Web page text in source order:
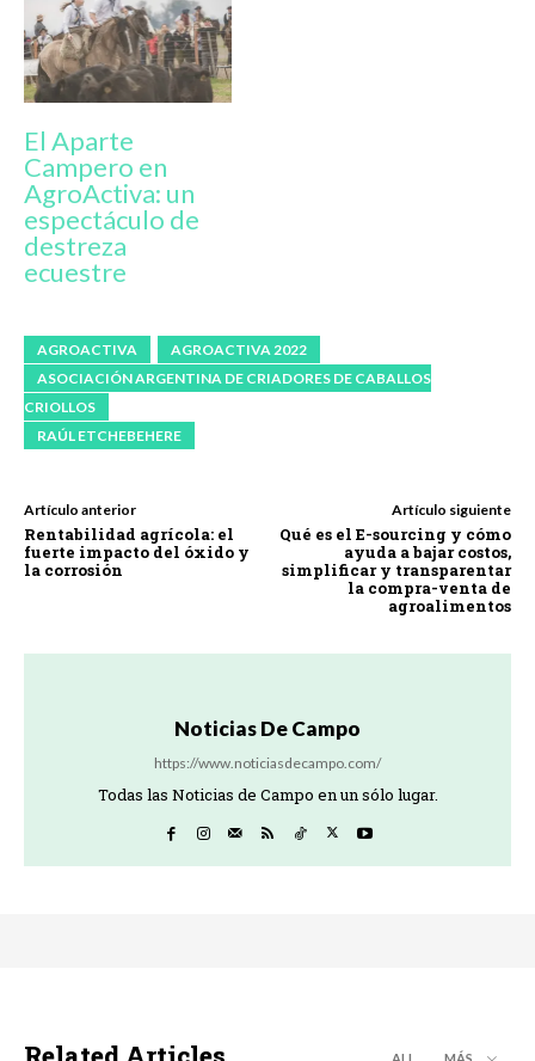
El Aparte
Campero en
AgroActiva: un
espectáculo de
destreza
ecuestre
AGROACTIVA
AGROACTIVA 2022
ASOCIACIÓN ARGENTINA DE CRIADORES DE CABALLOS
CRIOLLOS
RAÚL ETCHEBEHERE
Artículo anterior
Rentabilidad agrícola: el
fuerte impacto del óxido y
la corrosión
Artículo siguiente
Qué es el E-sourcing y cómo
ayuda a bajar costos,
simplificar y transparentar
la compra-venta de
agroalimentos
Noticias De Campo
https://www.noticiasdecampo.com/
Todas las Noticias de Campo en un sólo lugar.
ALL MÁS